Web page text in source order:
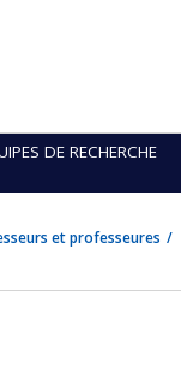
DE RECHERCHE
et professeures